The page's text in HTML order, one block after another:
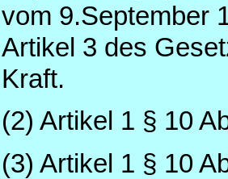
vom 9.September
Artikel 3 des
Kraft.
(2) Artikel 1 § 10
(3) Artikel 1 § 10